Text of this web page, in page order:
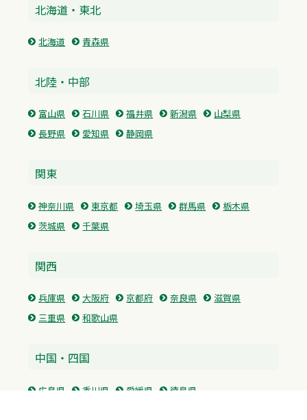
北海道・東北
北海道 青森県
北陸・中部
富山県 石川県 福井県 新潟県
山梨県
長野県
愛知県 静岡県
関東
神奈川県 東京都 埼玉県 群馬県
栃木県
茨城県
千葉県
関西
兵庫県 大阪府 京都府 奈良県
滋賀県
三重県
和歌山県
中国・四国
広島県 香川県 愛媛県 徳島県